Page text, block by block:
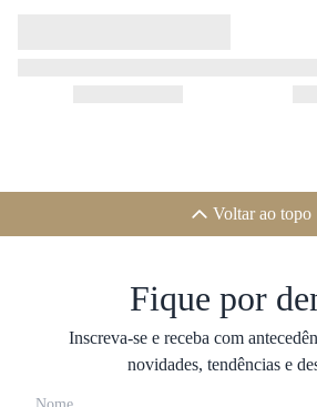
Voltar ao topo
Fique por
Inscreva-se e receba com
novidades, tendências e